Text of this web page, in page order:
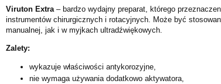
Viruton Extra– bardzo wydajny preparat, którego
instrumentów chirurgicznych i rotacyjnych. Może być
manualnej, jak i w myjkach ultradźwiękowych.
Zalety:
wykazuje właściwości antykorozyjne,
nie wymaga używania dodatkowo aktywatora,